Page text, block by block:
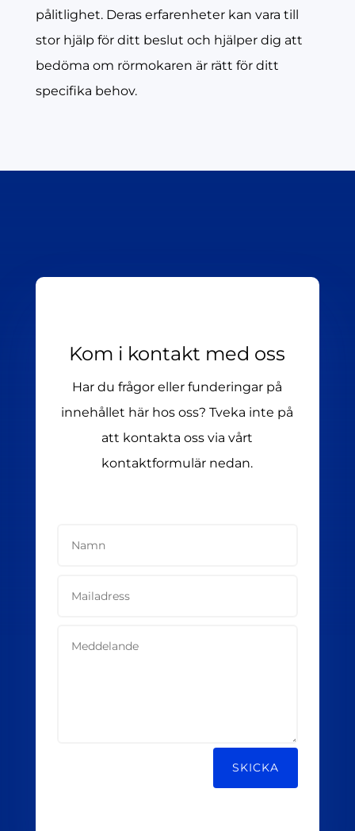
pålitlighet. Deras erfarenheter kan vara till
stor hjälp för ditt beslut och hjälper dig att
bedöma om rörmokaren är rätt för ditt
specifika behov.
Kom i kontakt med oss
Har du frågor eller funderingar på
innehållet här hos oss? Tveka inte på
att kontakta oss via vårt
kontaktformulär nedan.
SKICKA